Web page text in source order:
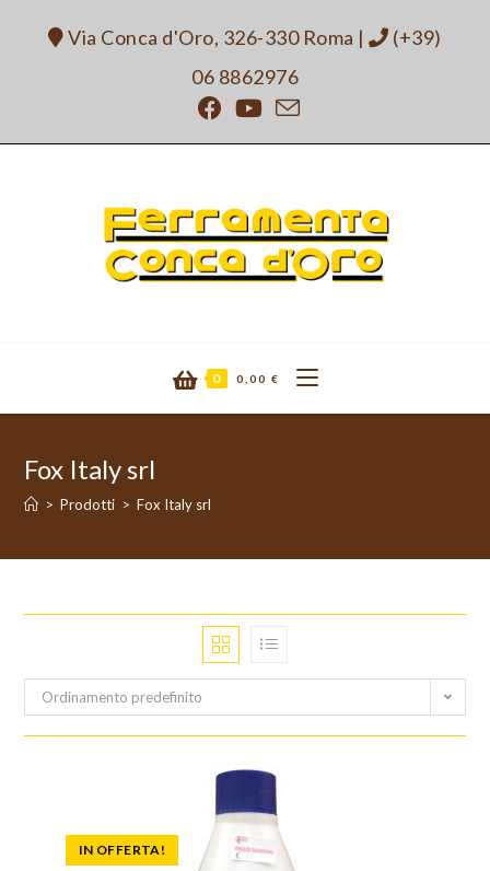
Via Conca d'Oro, 326-330 Roma |
(+39)
06 8862976
0 0,00 €
Fox Italy srl
> Prodotti > Fox Italy srl
Ordinamento predefinito
IN OFFERTA!